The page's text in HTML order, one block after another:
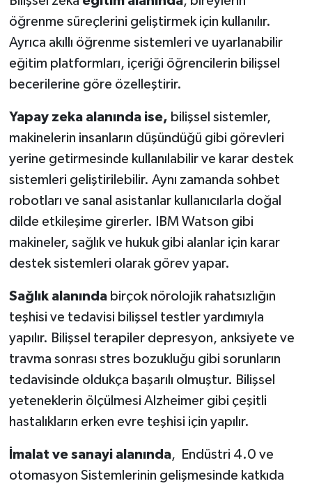
öğrenme süreçlerini geliştirmek için kullanılır.
Ayrıca akıllı öğrenme sistemleri ve uyarlanabilir
eğitim platformları, içeriği öğrencilerin bilişsel
becerilerine göre özelleştirir.
Yapay zeka alanında ise, bilişsel sistemler,
makinelerin insanların düşündüğü gibi görevleri
yerine getirmesinde kullanılabilir ve karar destek
sistemleri geliştirilebilir. Aynı zamanda sohbet
robotları ve sanal asistanlar kullanıcılarla doğal
dilde etkileşime girerler. IBM Watson gibi
makineler, sağlık ve hukuk gibi alanlar için karar
destek sistemleri olarak görev yapar.
Sağlık alanında birçok nörolojik rahatsızlığın
teşhisi ve tedavisi bilişsel testler yardımıyla
yapılır. Bilişsel terapiler depresyon, anksiyete ve
travma sonrası stres bozukluğu gibi sorunların
tedavisinde oldukça başarılı olmuştur. Bilişsel
yeteneklerin ölçülmesi Alzheimer gibi çeşitli
hastalıkların erken evre teşhisi için yapılır.
İmalat ve sanayi alanında, Endüstri 4.0 ve
otomasyon Sistemlerinin gelişmesinde katkıda